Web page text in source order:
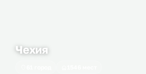
Чехия